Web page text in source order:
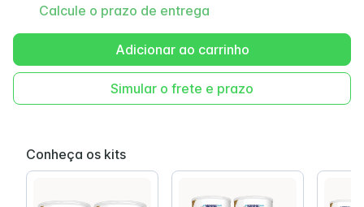
Calcule o prazo de entrega
Adicionar ao carrinho
Simular o frete e prazo
Conheça os kits